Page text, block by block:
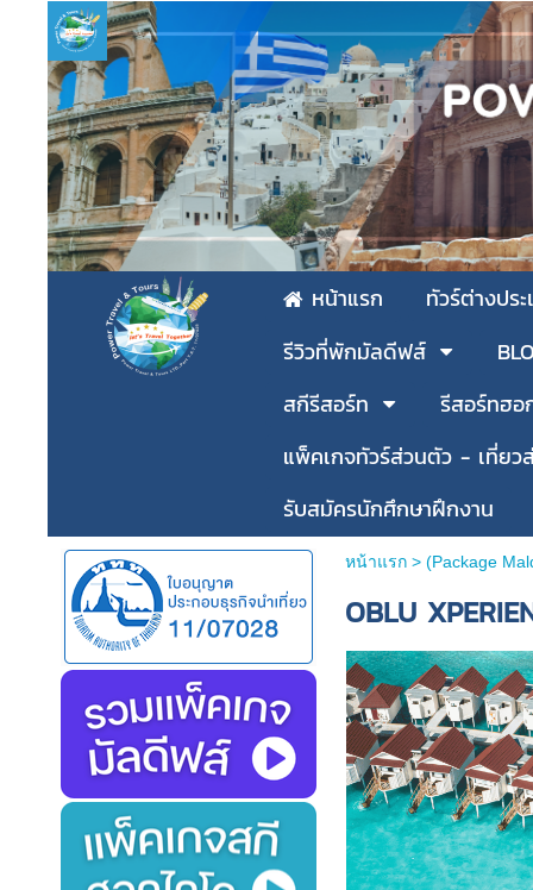
หน้าแรก
ทัวร์ต่างปร
รีวิวที่พักมัลดีฟส์
สกีรีสอร์ท
รีสอร์ทฮอ
แพ็คเกจทัวร์ส่วนตัว - เที่ยว
รับสมัครนักศึกษาฝึกงาน
หน้าแรก> (Package
OBLU